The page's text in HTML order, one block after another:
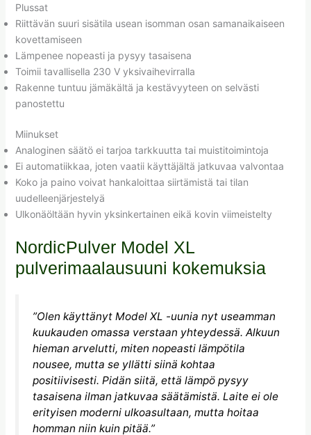
Plussat
Riittävän suuri sisätila usean isomman osan samanaikaiseen
kovettamiseen
Lämpenee nopeasti ja pysyy tasaisena
Toimii tavallisella 230 V yksivaihevirralla
Rakenne tuntuu jämäkältä ja kestävyyteen on selvästi
panostettu
Miinukset
Analoginen säätö ei tarjoa tarkkuutta tai muistitoimintoja
Ei automatiikkaa, joten vaatii käyttäjältä jatkuvaa valvontaa
Koko ja paino voivat hankaloittaa siirtämistä tai tilan
uudelleenjärjestelyä
Ulkonäöltään hyvin yksinkertainen eikä kovin viimeistelty
NordicPulver Model XL
pulverimaalausuuni kokemuksia
”Olen käyttänyt Model XL -uunia nyt useamman
kuukauden omassa verstaan yhteydessä. Alkuun
hieman arvelutti, miten nopeasti lämpötila
nousee, mutta se yllätti siinä kohtaa
positiivisesti. Pidän siitä, että lämpö pysyy
tasaisena ilman jatkuvaa säätämistä. Laite ei ole
erityisen moderni ulkoasultaan, mutta hoitaa
homman niin kuin pitää.”